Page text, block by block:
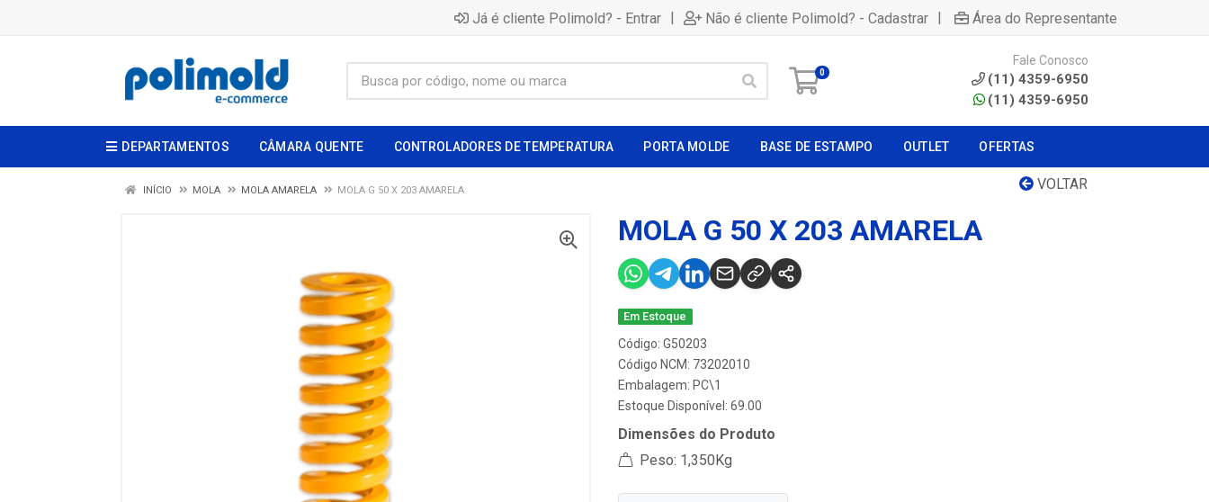
Já é cliente Polimold? - Entrar | Não é cliente Polimold? - Cadastrar | Área do Representante
0
Fale Conosco
(11) 4359-6950
(11) 4359-6950
DEPARTAMENTOS CÂMARA QUENTE CONTROLADORES DE TEMPERATURA PORTA MOLDE BASE DE ESTAMPO OUTLET OFERTAS
VOLTAR
INÍCIO MOLA MOLA AMARELA MOLA G 50 X 203 AMARELA
MOLA G 50 X 203 AMARELA
Em Estoque
Código: G50203
Código NCM: 73202010
Embalagem: PC\1
Estoque Disponível: 69.00
Dimensões do Produto
Peso: 1,350Kg